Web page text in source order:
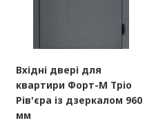
Вхідні двері для
квартири Форт-М Тріо
Рів'єра із дзеркалом 960
мм